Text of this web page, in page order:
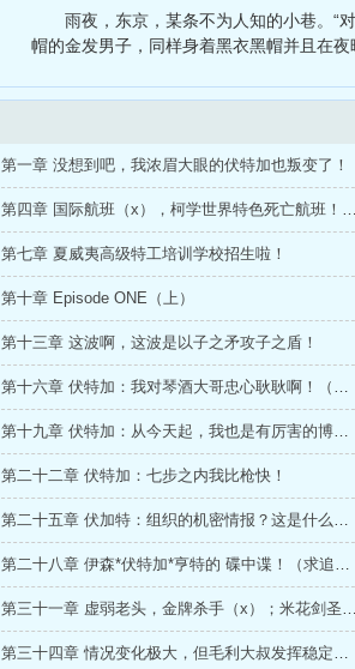
东西伯利亚的自由
雨夜，东京，某条不为人知的小巷。“
帽的金发男子，同样身着黑衣黑帽并且在
第一章 没想到吧，我浓眉大眼的伏特加也叛变了！
第四章 国际航班（x），柯学世界特色死亡航班！（）
第七章 夏威夷高级特工培训学校招生啦！
第十章 Episode ONE（上）
第十三章 这波啊，这波是以子之矛攻子之盾！
第十六章 伏特加：我对琴酒大哥忠心耿耿啊！（震声）
第十九章 伏特加：从今天起，我也是有厉害的博士作为后勤团队的人了！
第二十二章 伏特加：七步之内我比枪快！
第二十五章 伏加特：组织的机密情报？这是什么东西？
第二十八章 伊森*伏特加*亨特的 碟中谍！（求追读！）
第三十一章 虚弱老头，金牌杀手（x）；米花剑圣，圆梦带师！（）
第三十四章 情况变化极大，但毛利大叔发挥稳定，伏特加？查询状态！